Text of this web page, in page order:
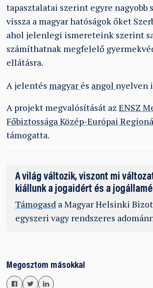
tapasztalatai szerint egyre nagyobb
vissza a magyar hatóságok őket
ahol jelenlegi ismereteink szerint
számíthatnak megfelelő
ellátásra.
eSports Betting: Gaining
Canada
As the world of competitive gaming
captivate audiences globally, the rise
recent years, the convergence of
gaming culture, and sports
paved the way for eSports to
phenomenon, attracting a
has created a dynamic landscape
opportunities and challenges for
A jelentés magyar és angol nyelven
A projekt megvalósítását azENSZ
Főbiztossága Közép-Európai
támogatta.
A világ változik, viszont mi
kiállunk a jogaidért és a
Támogasd a Magyar Helsinki
egyszeri vagy rendszeres
Megosztom másokkal